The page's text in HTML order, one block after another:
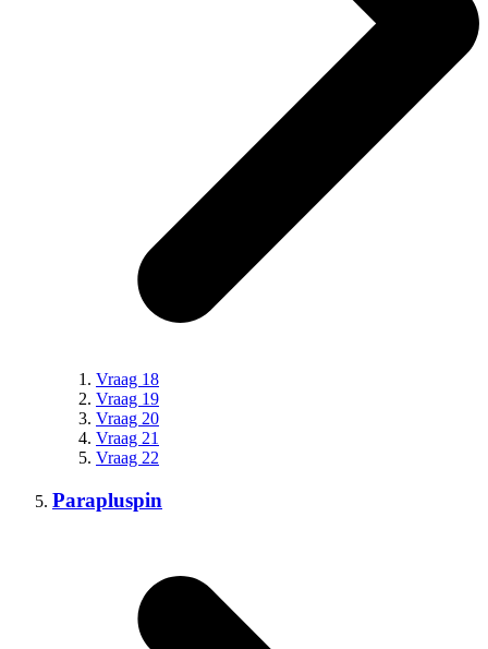
Vraag 18
Vraag 19
Vraag 20
Vraag 21
Vraag 22
Parapluspin